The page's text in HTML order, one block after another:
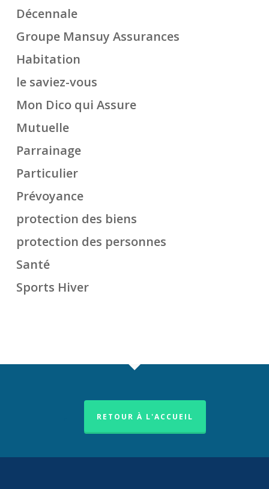
Décennale
Groupe Mansuy Assurances
Habitation
le saviez-vous
Mon Dico qui Assure
Mutuelle
Parrainage
Particulier
Prévoyance
protection des biens
protection des personnes
Santé
Sports Hiver
RETOUR À L'ACCUEIL